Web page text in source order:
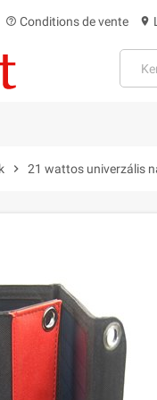
help_outline Conditions de vente location_on
chevron_right 21 wattos univerzális